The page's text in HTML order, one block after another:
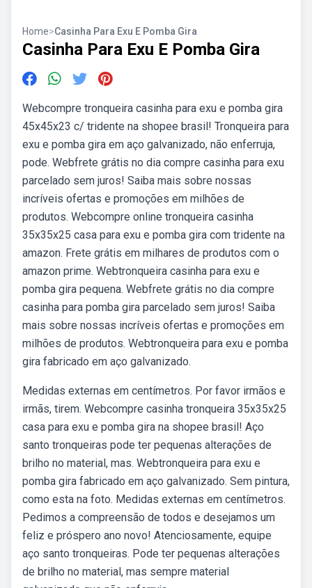
Home>Casinha Para Exu E Pomba Gira
Casinha Para Exu E Pomba Gira
Webcompre tronqueira casinha para exu e pomba gira
45x45x23 c/ tridente na shopee brasil! Tronqueira para
exu e pomba gira em aço galvanizado, não enferruja,
pode. Webfrete grátis no dia compre casinha para exu
parcelado sem juros! Saiba mais sobre nossas
incríveis ofertas e promoções em milhões de
produtos. Webcompre online tronqueira casinha
35x35x25 casa para exu e pomba gira com tridente na
amazon. Frete grátis em milhares de produtos com o
amazon prime. Webtronqueira casinha para exu e
pomba gira pequena. Webfrete grátis no dia compre
casinha para pomba gira parcelado sem juros! Saiba
mais sobre nossas incríveis ofertas e promoções em
milhões de produtos. Webtronqueira para exu e pomba
gira fabricado em aço galvanizado.
Medidas externas em centímetros. Por favor irmãos e
irmãs, tirem. Webcompre casinha tronqueira 35x35x25
casa para exu e pomba gira na shopee brasil! Aço
santo tronqueiras pode ter pequenas alterações de
brilho no material, mas. Webtronqueira para exu e
pomba gira fabricado em aço galvanizado. Sem pintura,
como esta na foto. Medidas externas em centímetros.
Pedimos a compreensão de todos e desejamos um
feliz e próspero ano novo! Atenciosamente, equipe
aço santo tronqueiras. Pode ter pequenas alterações
de brilho no material, mas sempre material